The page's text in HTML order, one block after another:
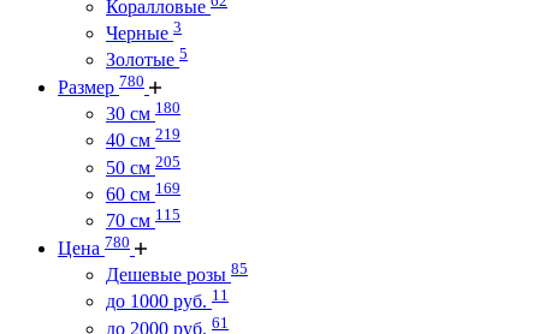
Коралловые
Черные 3
Золотые 5
Размер 780
30 см 180
40 см 219
50 см 205
60 см 169
70 см 115
Цена 780
Дешевые розы 85
до 1000 руб. 11
до 2000 руб. 61